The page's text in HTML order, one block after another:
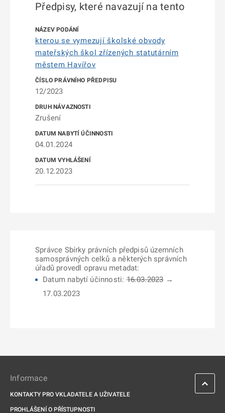
Předpisy, které navazují na tento
kterou se vymezují školské obvody
mateřských škol zřízených statutárním
městem Havířov
12/2023
Zrušení
04.01.2024
20.12.2023
Správce Sbírky právních předpisů územních
samosprávných celků a některých správních
úřadů provedl opravu metadat:
Datum nabytí účinnosti:16.03.2023→
17.03.2023
Informace
KONTAKTY PRO VKLADATELE A UŽIVATELE
PROHLÁŠENÍ O PŘÍSTUPNOSTI